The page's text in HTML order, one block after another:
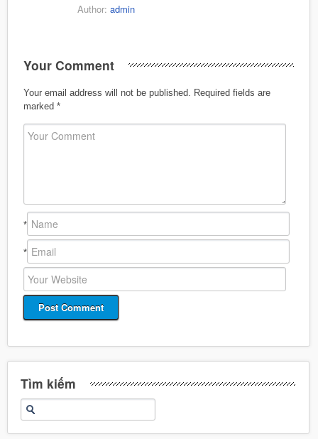
Author: admin
Your Comment
Your email address will not be published.
Required fields are
marked *
*
*
Tìm kiếm